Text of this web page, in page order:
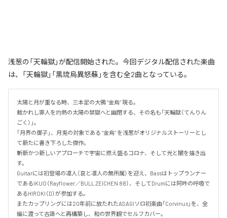
浅葱の「天輪獄」が配信開始された。今回デジタル配信された楽曲
は、「天輪獄」「黒琉烏異怒蘇」を含む全2曲となっている。
太陽と月が重なる時、三本足の大鴉 “金烏” 現る。
裁かれし罪人を灼熱の太陽の禁獄へと幽閉する、その名も「天輪獄（てんりん
ごく）」。
「月界の御子」、月兎の対象である “金烏” を浅葱がオリジナルストーリーとし
て新たに書き下ろした傑作。
斬新かつ新しいアプローチで宇宙に燃え盛るコロナ、そして光と闇を描き出
す。
Guitarには初登場の凛人（哀と凛人の無所属）を迎え、Bassはトップランナー
であるIKUO（Rayflower／BULL ZEICHEN 88）、そしてDrumには阿吽の呼吸で
あるHIROKI（D）が参加する。
またカップリングには20年前に放たれたASAGIソロ初楽曲「Corvinus」を、全
編に渡って古語へと再構築し、和の世界観でセルフカバー。